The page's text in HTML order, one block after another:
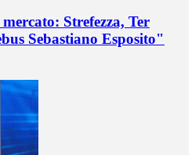
Strefezza, Ter
Sebastiano Esposito"